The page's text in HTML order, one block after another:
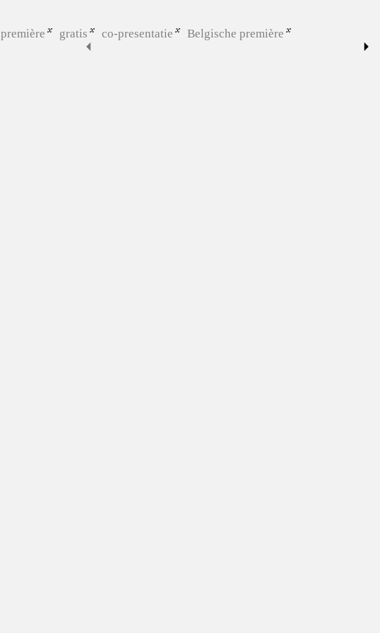
première gratis co-presentatie
Belgische première